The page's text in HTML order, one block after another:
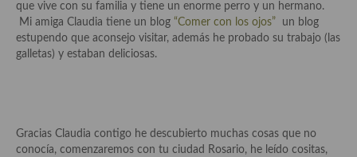
Recetas
Acompañamientos
aditivos
que vive con su familia y tiene un enorme perro y un hermano.
Mi amiga Claudia tiene un blog “Comer con los ojos”
un blog
estupendo que aconsejo visitar, además he probado su trabajo (las
galletas) y estaban deliciosas.
Gracias Claudia contigo he descubierto muchas cosas que no
conocía, comenzaremos con tu ciudad Rosario, he leído cositas,